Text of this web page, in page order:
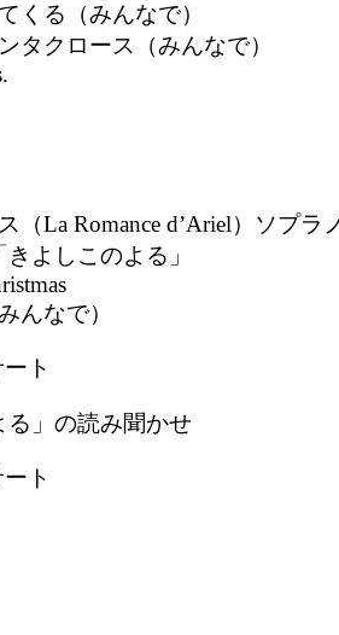
くる（みんなで）
タクロース（みんなで）
（La Romance d’Ariel）ソプラ
よしこのよる」
んなで）
る」の読み聞かせ